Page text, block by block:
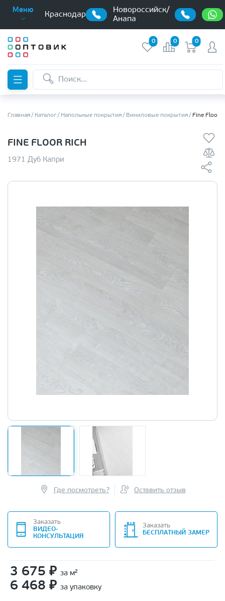
Меню
Краснодар
Новороссийск/
Анапа
0 0 0
Главная Каталог Напольные покрытия Виниловые покрытия Fine Floor
FINE FLOOR RICH
1971 Дуб Капри
Где посмотреть? Оставить отзыв
Заказать
ВИДЕО-
КОНСУЛЬТАЦИЯ
Заказать
БЕСПЛАТНЫЙ ЗАМЕР
3 675 ₽ за м²
6 468 ₽ за упаковку